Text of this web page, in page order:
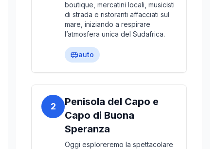
boutique, mercatini locali, musicisti
di strada e ristoranti affacciati sul
mare, iniziando a respirare
l’atmosfera unica del Sudafrica.
auto
2
Penisola del Capo e
Capo di Buona
Speranza
Oggi esploreremo la spettacolare